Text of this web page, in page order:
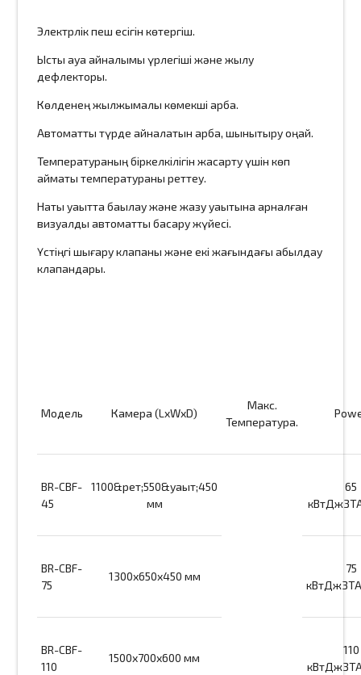
Электрлік пеш есігін көтергіш.
Ыстық ауа айналымы үрлегіші және жылу
дефлекторы.
Көлденең жылжымалы көмекші арба.
Автоматты түрде айналатын арба, шынықтыру оңай.
Температураның біркелкілігін жақсарту үшін көп
аймақтық температураны реттеу.
Нақты уақытта бақылау және жазу уақытына арналған
визуалды автоматты басқару жүйесі.
Үстіңгі шығару клапаны және екі жағындағы қабылдау
клапандары.
Модель Камера (LxWxD)
Макс.
Температура.
BR-CBF-
45
1100&рет;550&уақыт;450
мм
65
BR-CBF-
75
1300х650х450 мм
75
BR-CBF-
110
1500х700х600 мм
110